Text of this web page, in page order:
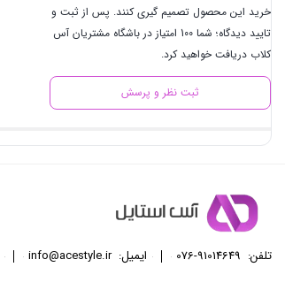
خرید این محصول تصمیم گیری کنند. پس از ثبت و
تایید دیدگاه؛ شما 100 امتیاز در باشگاه مشتریان آس
کلاب دریافت خواهید کرد.
ثبت نظر و پرسش
تلفن: 076-91014649 ایمیل:info@acestyle.ir